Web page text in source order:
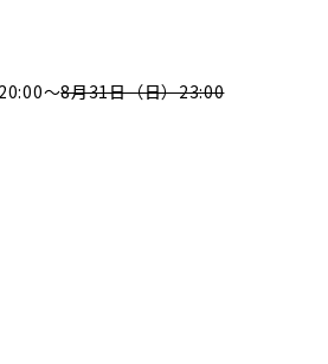
～8月31日（日）23:00